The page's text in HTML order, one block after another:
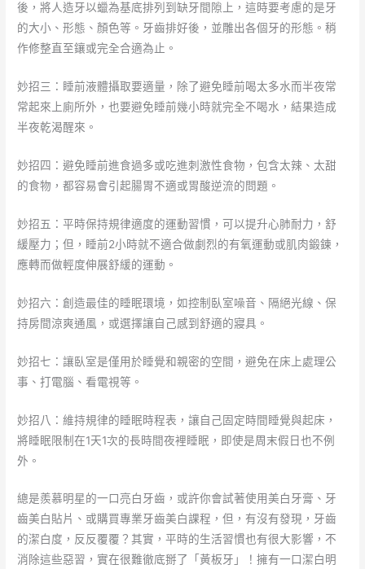
後，將人造牙以蠟為基底排列到缺牙間隙上，這時要考慮的是牙
的大小、形態、顏色等。牙齒排好後，並雕出各個牙的形態。稍
作修整直至鑲或完全合適為止。
妙招三：睡前液體攝取要適量，除了避免睡前喝太多水而半夜常
常起來上廁所外，也要避免睡前幾小時就完全不喝水，結果造成
半夜乾渴醒來。
妙招四：避免睡前進食過多或吃進刺激性食物，包含太辣、太甜
的食物，都容易會引起腸胃不適或胃酸逆流的問題。
妙招五：平時保持規律適度的運動習慣，可以提升心肺耐力，舒
緩壓力；但，睡前2小時就不適合做劇烈的有氧運動或肌肉鍛鍊，
應轉而做輕度伸展舒緩的運動。
妙招六：創造最佳的睡眠環境，如控制臥室噪音、隔絕光線、保
持房間涼爽通風，或選擇讓自己感到舒適的寢具。
妙招七：讓臥室是僅用於睡覺和親密的空間，避免在床上處理公
事、打電腦、看電視等。
妙招八：維持規律的睡眠時程表，讓自己固定時間睡覺與起床，
將睡眠限制在1天1次的長時間夜裡睡眠，即使是周末假日也不例
外。
總是羨慕明星的一口亮白牙齒，或許你會試著使用美白牙膏、牙
齒美白貼片、或購買專業牙齒美白課程，但，有沒有發現，牙齒
的潔白度，反反覆覆？其實，平時的生活習慣也有很大影響，不
消除這些惡習，實在很難徹底掰了「黃板牙」！擁有一口潔白明